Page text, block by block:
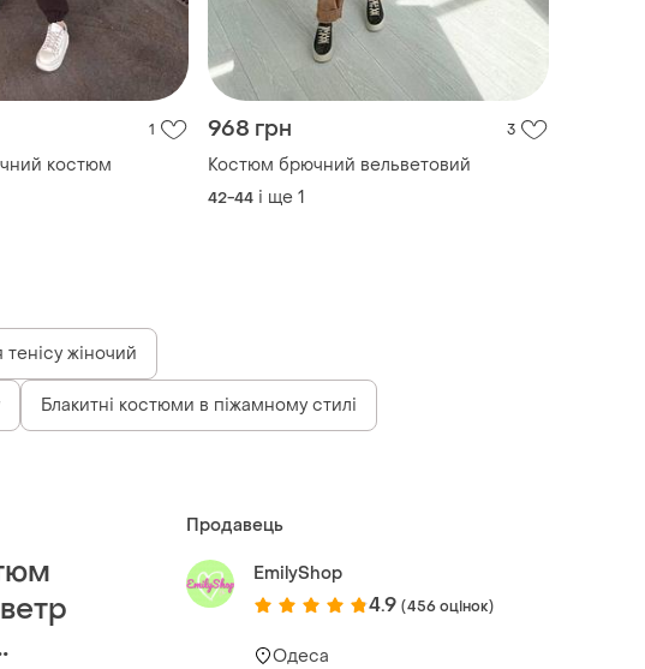
1
костюм
968 грн 3
Костюм брючний вельветовий
42-44 і ще 1
жіночий
Блакитні костюми в піжамному стилі
Продавець
EmilyShop
4.9 (456 оцінок)
Одеса